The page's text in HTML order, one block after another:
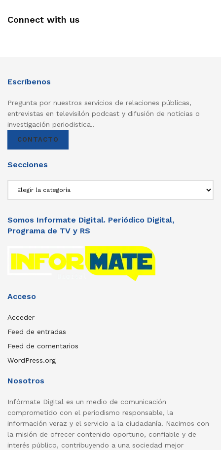
Connect with us
Escríbenos
Pregunta por nuestros servicios de relaciones públicas,
entrevistas en televisilón podcast y difusión de noticias o
investigación periodistica..
CONTACTO
Secciones
Somos Informate Digital. Periódico Digital,
Programa de TV y RS
Acceso
Acceder
Feed de entradas
Feed de comentarios
WordPress.org
Nosotros
Infórmate Digital es un medio de comunicación
comprometido con el periodismo responsable, la
información veraz y el servicio a la ciudadanía. Nacimos con
la misión de ofrecer contenido oportuno, confiable y de
interés público, contribuyendo a una sociedad mejor